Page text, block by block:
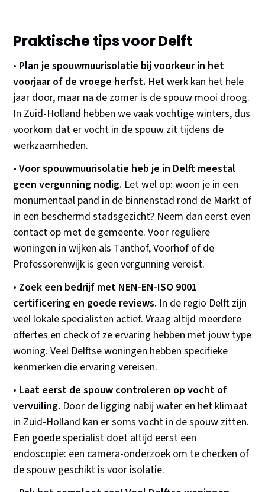
Praktische tips voor Delft
• Plan je spouwmuurisolatie bij voorkeur in het
voorjaar of de vroege herfst. Het werk kan het hele
jaar door, maar na de zomer is de spouw mooi droog.
In Zuid-Holland hebben we vaak vochtige winters, dus
voorkom dat er vocht in de spouw zit tijdens de
werkzaamheden.
•Voor spouwmuurisolatie heb je in Delft meestal
geen vergunning nodig. Let wel op: woon je in een
monumentaal pand in de binnenstad rond de Markt of
in een beschermd stadsgezicht? Neem dan eerst even
contact op met de gemeente. Voor reguliere
woningen in wijken als Tanthof, Voorhof of de
Professorenwijk is geen vergunning vereist.
• Zoek een bedrijf met NEN-EN-ISO 9001
certificering en goede reviews. In de regio Delft zijn
veel lokale specialisten actief. Vraag altijd meerdere
offertes en check of ze ervaring hebben met jouw type
woning. Veel Delftse woningen hebben specifieke
kenmerken die ervaring vereisen.
• Laat eerst de spouw controleren op vocht of
vervuiling. Door de ligging nabij water en het klimaat
in Zuid-Holland kan er soms vocht in de spouw zitten.
Een goede specialist doet altijd eerst een
endoscopie: een camera-onderzoek om te checken of
de spouw geschikt is voor isolatie.